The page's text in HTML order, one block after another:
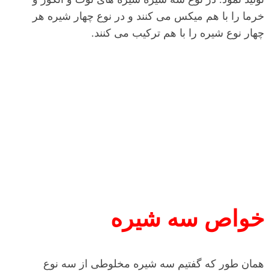
خرما را با هم میکس می کنند و در نوع چهار شیره هر
چهار نوع شیره را با هم ترکیب می کنند.
خواص سه شیره
همان طور که گفتیم سه شیره مخلوطی از سه نوع